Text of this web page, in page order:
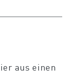
aus einen